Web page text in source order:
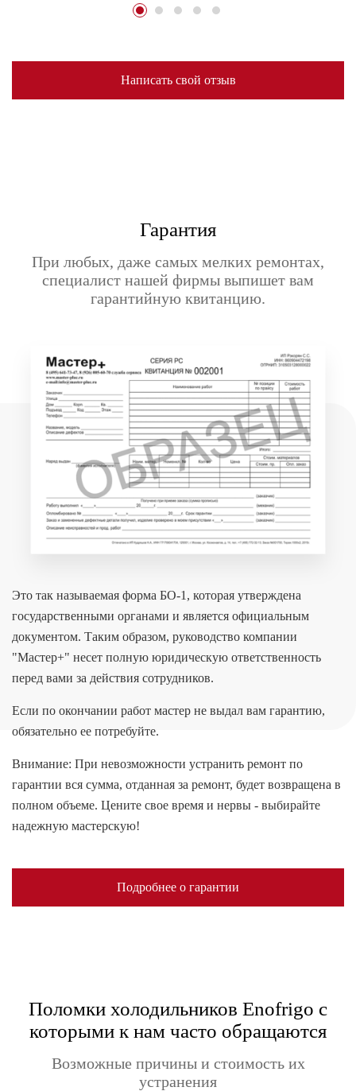
Написать свой отзыв
Гарантия
При любых, даже самых мелких ремонтах,
специалист нашей фирмы выпишет вам
гарантийную квитанцию.
Это так называемая форма БО-1, которая утверждена
государственными органами и является официальным
документом. Таким образом, руководство компании
"Мастер+" несет полную юридическую ответственность
перед вами за действия сотрудников.
Если по окончании работ мастер не выдал вам гарантию,
обязательно ее потребуйте.
Внимание: При невозможности устранить ремонт по
гарантии вся сумма, отданная за ремонт, будет возвращена в
полном объеме. Цените свое время и нервы - выбирайте
надежную мастерскую!
Подробнее о гарантии
Поломки холодильников Enofrigo с
которыми к нам часто обращаются
Возможные причины и стоимость их
устранения